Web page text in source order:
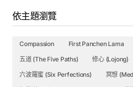
This is a video playlist. Just click
additional videos in the series.
in progress, will be updating daily.
依主題瀏覽
Compassion First Panchen Lama
五道 (The Five Paths)
修心 (Lojong)
六波羅蜜 (Six Perfections)
冥想